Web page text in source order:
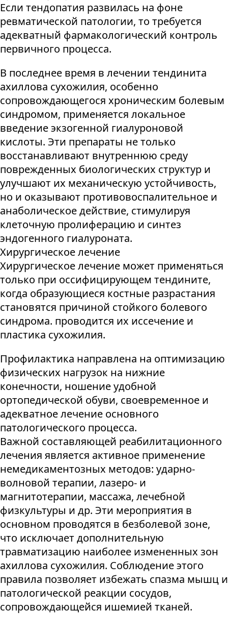
Если тендопатия развилась на фоне
ревматической патологии, то требуется
адекватный фармакологический контроль
первичного процесса.
В последнее время в лечении тендинита
ахиллова сухожилия, особенно
сопровождающегося хроническим болевым
синдромом, применяется локальное
введение экзогенной гиалуроновой
кислоты. Эти препараты не только
восстанавливают внутреннюю среду
поврежденных биологических структур и
улучшают их механическую устойчивость,
но и оказывают противовоспалительное и
анаболическое действие, стимулируя
клеточную пролиферацию и синтез
эндогенного гиалуроната.
Хирургическое лечение
Хирургическое лечение может применяться
только при оссифицирующем тендините,
когда образующиеся костные разрастания
становятся причиной стойкого болевого
синдрома. проводится их иссечение и
пластика сухожилия.
Профилактика направлена на оптимизацию
физических нагрузок на нижние
конечности, ношение удобной
ортопедической обуви, своевременное и
адекватное лечение основного
патологического процесса.
Важной составляющей реабилитационного
лечения является активное применение
немедикаментозных методов: ударно-
волновой терапии, лазеро- и
магнитотерапии, массажа, лечебной
физкультуры и др. Эти мероприятия в
основном проводятся в безболевой зоне,
что исключает дополнительную
травматизацию наиболее измененных зон
ахиллова сухожилия. Соблюдение этого
правила позволяет избежать спазма мышц и
патологической реакции сосудов,
сопровождающейся ишемией тканей.